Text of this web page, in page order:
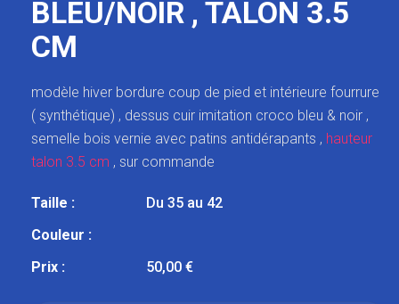
BLEU/NOIR , TALON 3.5
CM
modèle hiver bordure coup de pied et intérieure fourrure
( synthétique) , dessus cuir imitation croco bleu & noir ,
semelle bois vernie avec patins antidérapants , hauteur
talon 3.5 cm , sur commande
Taille :
Du 35 au 42
Couleur :
Prix :
50,00 €